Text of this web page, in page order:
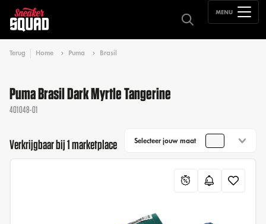
MENU
Terug Home Puma Brasil
Puma Brasil Dark Myrtle Tangerine
401048-01
Verkrijgbaar bij 1 marketplace Selecteer jouw maat